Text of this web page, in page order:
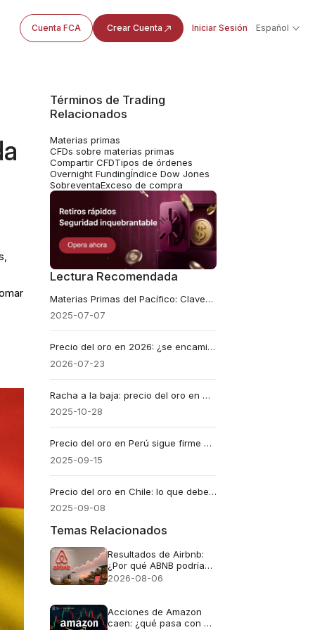
Cuenta FCA Crear Cuenta Iniciar Sesión Español
Términos de Trading
Relacionados
Materias primas
CFDs sobre materias primas
Compartir CFDTipos de órdenes
Overnight FundingÍndice Dow Jones
SobreventaExceso de compra
Lectura Recomendada
Materias Primas del Pacífico: Claves para entender su importancia en la economía global
2025-07-07
Precio del oro en 2026: ¿se encamina hacia nuevos récords históricos?
2026-07-23
Racha a la baja: precio del oro en México acumula varios días de caída
2025-10-28
Precio del oro en Perú sigue firme en medio de tensiones globales
2025-09-15
Precio del oro en Chile: lo que debe saber ahora
2025-09-08
Temas Relacionados
Resultados de Airbnb:
¿Por qué ABNB podría
seguir cayendo incluso
2026-08-06
Acciones de Amazon
caen: ¿qué pasa con el